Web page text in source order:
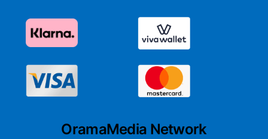
OramaMedia Network